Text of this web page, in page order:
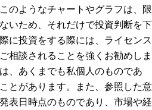
のようなチャートやグラフは、限
いため、それだけで投資判断を下
に投資をする際には、ライセンス
相談されることを強くお勧めしま
、あくまでも私個人のものであ
とがあります。また、参照した意
表日時点のものであり、市場や経